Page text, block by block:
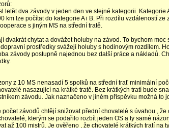
letět dva závody v jeden den ve stejné kategorii.
km lze počítat do kategorie A i B. Při rozdílu vzdáleností
s jiným MS na střední tratě.
dvakrát chytat a dovážet holuby na závod. To bychom
prostředky svážejí holuby s hodinovým rozdílem.
závody postupně najednou bez další práce a nákladů.
z 10 MS nenasadí 5 spolků na střední trať minimální
nasazující na krátké tratě. Bez krátkých tratí bude
závodu. Jak naznačeno v jiném příspěvku možná to
počet závodů chtějí snižovat přední chovatelé s úvahou ,
kterým se podařilo rozbít jeden OS a ty samé
až 100 mistrů. Je ověřeno , že chovatelé krátkých tratí na